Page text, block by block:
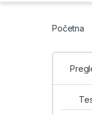
Početna